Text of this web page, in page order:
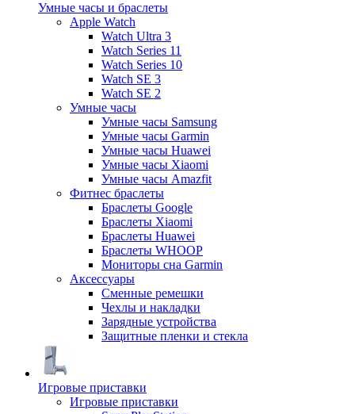
Умные часы и браслеты
Apple Watch
Watch Ultra 3
Watch Series 11
Watch Series 10
Watch SE 3
Watch SE 2
Умные часы
Умные часы Samsung
Умные часы Garmin
Умные часы Huawei
Умные часы Xiaomi
Умные часы Amazfit
Фитнес браслеты
Браслеты Google
Браслеты Xiaomi
Браслеты Huawei
Браслеты WHOOP
Мониторы сна Garmin
Аксессуары
Сменные ремешки
Чехлы и накладки
Зарядные устройства
Защитные пленки и стекла
Игровые приставки
Игровые приставки